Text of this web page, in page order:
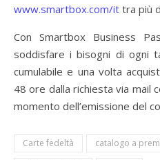
www.smartbox.com/it tra più
Con Smartbox Business
soddisfare i bisogni di ogni
cumulabile e una volta
48 ore dalla richiesta via mail
momento dell’emissione del
Carte fedeltà catalogo a